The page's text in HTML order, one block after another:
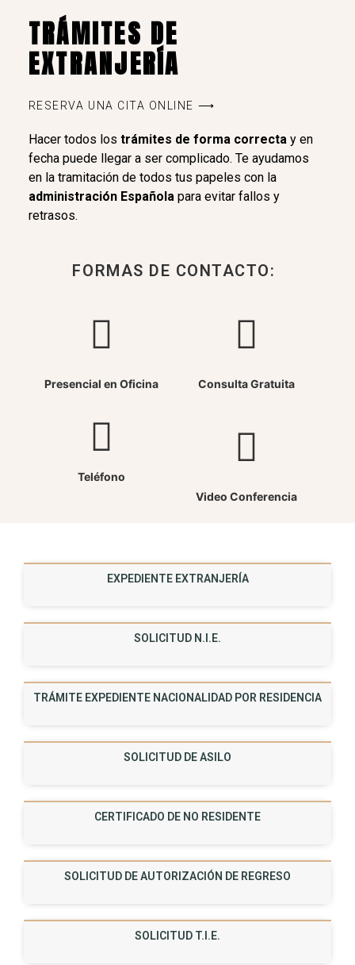
TRÁMITES DE
EXTRANJERÍA
RESERVA UNA CITA ONLINE ⟶
Hacer todos los trámites de forma correcta y en
fecha puede llegar a ser complicado. Te ayudamos
en la tramitación de todos tus papeles con la
administración Española para evitar fallos y
retrasos.
FORMAS DE CONTACTO:
Presencial en Oficina Consulta Gratuita
Teléfono
Video Conferencia
EXPEDIENTE EXTRANJERÍA
SOLICITUD N.I.E.
TRÁMITE EXPEDIENTE NACIONALIDAD POR RESIDENCIA
SOLICITUD DE ASILO
CERTIFICADO DE NO RESIDENTE
SOLICITUD DE AUTORIZACIÓN DE REGRESO
SOLICITUD T.I.E.